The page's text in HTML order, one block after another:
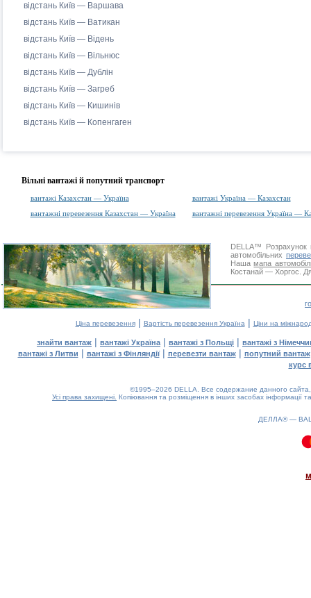
відстань Київ — Варшава
відстань Київ — Ватикан
відстань Київ — Відень
відстань Київ — Вільнюс
відстань Київ — Дублін
відстань Київ — Загреб
відстань Київ — Кишинів
відстань Київ — Копенгаген
Вільні вантажі й попутний транспорт
вантажі Казахстан — Україна
вантажі Україна — Казахстан
вантажні перевезення Казахстан — Україна
вантажні перевезення Україна —
DELLA™
Розрахунок
автомобільних
Нашамапа
Костанай — Хоргос.
Ціна перевезення| Вартість перевезення Україна | Ціни на
знайти вантаж | вантажі Україна | вантажі з Польщі | вантажі з
вантажі з Литви | вантажі з Фінляндії| перевезти вантаж| попутний вантаж
курс
©1995–2026 DELLA. Все содержание данного
Усі права захищені. Копіювання та розміщення в інших засобах інформації
ДЕЛЛА® —